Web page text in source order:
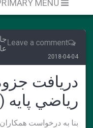
Leave a comment
2018-04-04
دريافت
رياضي پايه
بنا به درخواست